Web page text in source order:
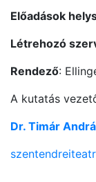
Előadások
Létrehozó
Rendező:
A kutatás
Dr. Timár